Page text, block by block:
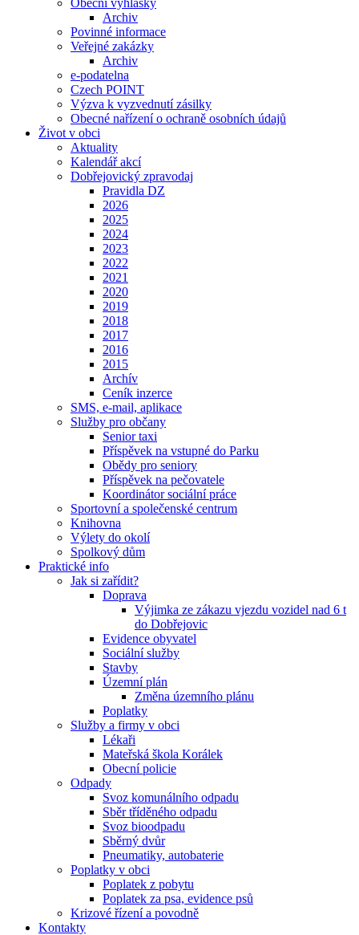
Obecní vyhlášky
Archiv
Povinné informace
Veřejné zakázky
Archiv
e-podatelna
Czech POINT
Výzva k vyzvednutí zásilky
Obecné nařízení o ochraně osobních údajů
Život v obci
Aktuality
Kalendář akcí
Dobřejovický zpravodaj
Pravidla DZ
2026
2025
2024
2023
2022
2021
2020
2019
2018
2017
2016
2015
Archív
Ceník inzerce
SMS, e-mail, aplikace
Služby pro občany
Senior taxi
Příspěvek na vstupné do Parku
Obědy pro seniory
Příspěvek na pečovatele
Koordinátor sociální práce
Sportovní a společenské centrum
Knihovna
Výlety do okolí
Spolkový dům
Praktické info
Jak si zařídit?
Doprava
Výjimka ze zákazu vjezdu vozidel nad 6 t
do Dobřejovic
Evidence obyvatel
Sociální služby
Stavby
Územní plán
Změna územního plánu
Poplatky
Služby a firmy v obci
Lékaři
Mateřská škola Korálek
Obecní policie
Odpady
Svoz komunálního odpadu
Sběr tříděného odpadu
Svoz bioodpadu
Sběrný dvůr
Pneumatiky, autobaterie
Poplatky v obci
Poplatek z pobytu
Poplatek za psa, evidence psů
Krizové řízení a povodně
Kontakty